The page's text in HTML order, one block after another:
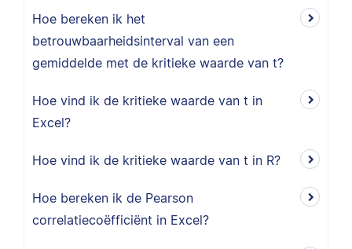
Hoe bereken ik het
betrouwbaarheidsinterval van een
gemiddelde met de kritieke waarde van t?
Hoe vind ik de kritieke waarde van t in
Excel?
Hoe vind ik de kritieke waarde van t in R?
Hoe bereken ik de Pearson
correlatiecoëfficiënt in Excel?